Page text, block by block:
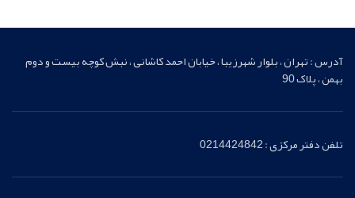
آدرس : تهران ، بلوار شهرزیبا ، خیابان احمد کاشانی ، نبش کوچه بیست و دوم
بهمن ، پلاک 90
تلفن دفتر مرکزی : 0214424842